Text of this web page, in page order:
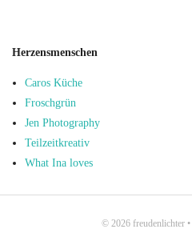
Herzensmenschen
Caros Küche
Froschgrün
Jen Photography
Teilzeitkreativ
What Ina loves
© 2026 freudenlichter•